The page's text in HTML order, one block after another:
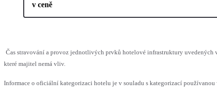
v ceně
Čas stravování a provoz jednotlivých prvků hotelové infrastruktury uvedených
které majitel nemá vliv.
Informace o oficiální kategorizaci hotelu je v souladu s kategorizací